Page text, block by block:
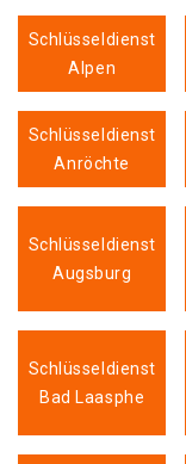
Schlüsseldienst
Alpen
Schlüsseldienst
Anröchte
Schlüsseldienst
Augsburg
Schlüsseldienst
Bad Laasphe